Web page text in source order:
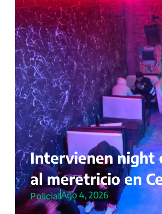
Intervienen night
al meretricio en
PolicialAgo 4, 2026